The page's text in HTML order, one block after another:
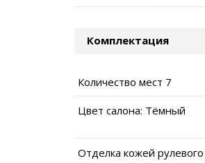
Комплектация
Количество мест 7
Цвет салона: Тёмный
Отделка кожей рулевого